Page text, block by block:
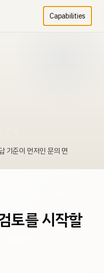
Capabilities
기준이 먼저인 문의 면
토를 시작할